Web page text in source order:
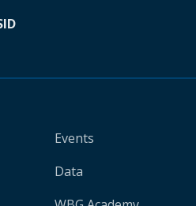
Events
Data